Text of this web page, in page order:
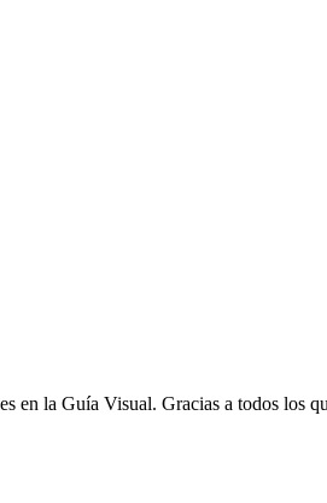
en la Guía Visual. Gracias a todos los